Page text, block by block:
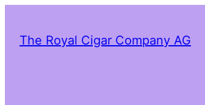
The Royal Cigar Company AG